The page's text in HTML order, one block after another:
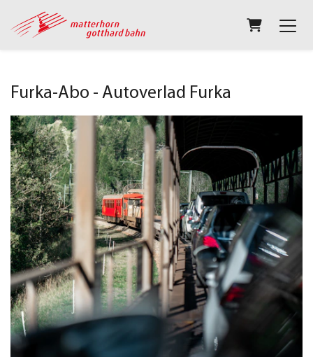
Warenkorb
Furka-Abo - Autoverlad Furka